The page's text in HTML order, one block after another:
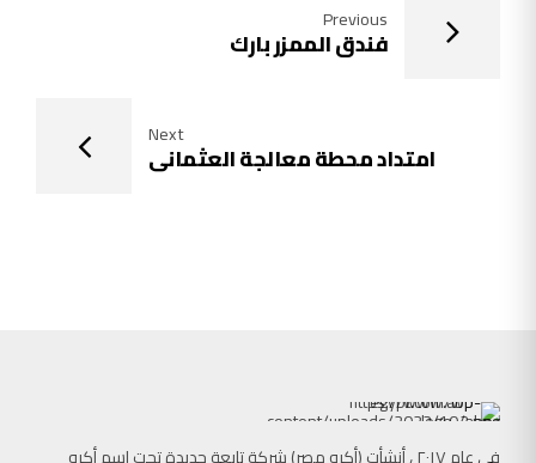
Previous
فندق الممزر بارك
Next
امتداد محطة معالجة العثماني